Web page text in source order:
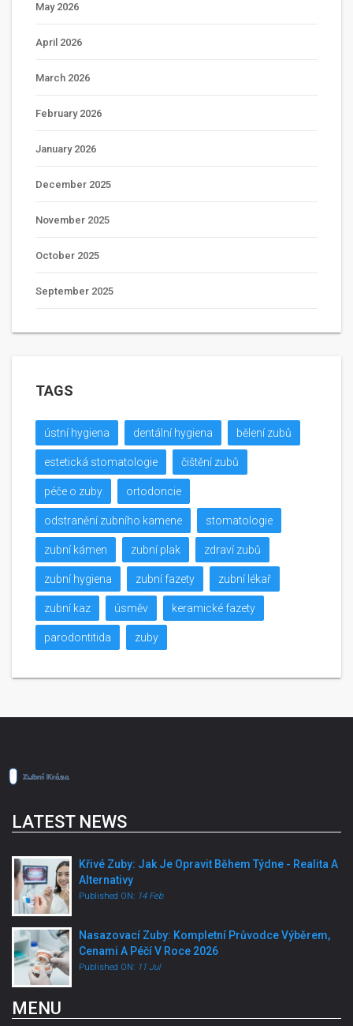
May 2026
April 2026
March 2026
February 2026
January 2026
December 2025
November 2025
October 2025
September 2025
TAGS
ústní hygiena dentální hygiena bělení zubů
estetická stomatologie čištění zubů
péče o zuby ortodoncie
odstranění zubního kamene stomatologie
zubní kámen zubní plak zdraví zubů
zubní hygiena zubní fazety zubní lékař
zubní kaz úsměv keramické fazety
parodontitida zuby
LATEST NEWS
Křivé Zuby: Jak Je Opravit Během Týdne - Realita A
Alternativy
Published ON: 14 Feb
Nasazovací Zuby: Kompletní Průvodce Výběrem,
Cenami A Péčí V Roce 2026
Published ON: 11 Jul
MENU